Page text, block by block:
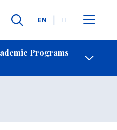
Languages
EN IT
Programs
Contact Us
2011